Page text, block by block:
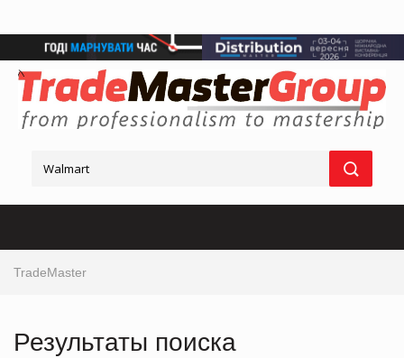
TradeMaster
Результаты поиска